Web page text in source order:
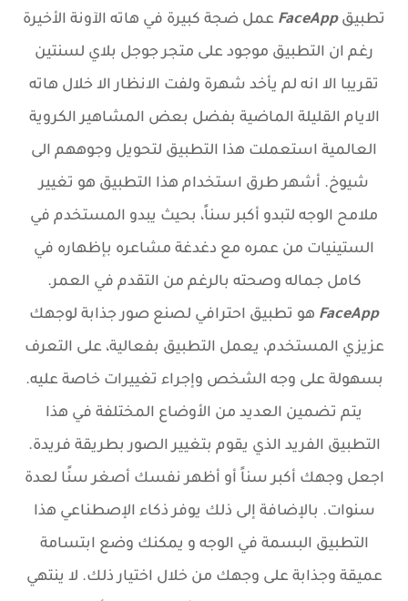
تطبيقFaceApp عمل ضجة كبيرة في هاته الآونة الأخيرة
رغم ان التطبيق موجود على متجر جوجل بلاي لسنتين
تقريبا الا انه لم يأخد شهرة ولفت الانظار الا خلال هاته
الايام القليلة الماضية بفضل بعض المشاهير الكروية
العالمية استعملت هذا التطبيق لتحويل وجوههم الى
شيوخ. أشهر طرق استخدام هذا التطبيق هو تغيير
ملامح الوجه لتبدو أكبر سناً، بحيث يبدو المستخدم في
الستينيات من عمره مع دغدغة مشاعره بإظهاره في
كامل جماله وصحته بالرغم من التقدم في العمر.
FaceApp هو تطبيق احترافي لصنع صور جذابة لوجهك
عزيزي المستخدم، يعمل التطبيق بفعالية، على التعرف
بسهولة على وجه الشخص وإجراء تغييرات خاصة عليه.
يتم تضمين العديد من الأوضاع المختلفة في هذا
التطبيق الفريد الذي يقوم بتغيير الصور بطريقة فريدة.
اجعل وجهك أكبر سناً أو أظهر نفسك أصغر سنًا لعدة
سنوات. بالإضافة إلى ذلك يوفر ذكاء الإصطناعي هذا
التطبيق البسمة في الوجه و يمكنك وضع ابتسامة
عميقة وجذابة على وجهك من خلال اختيار ذلك. لا ينتهي